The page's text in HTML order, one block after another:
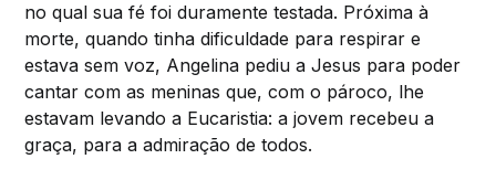
no qual sua fé foi duramente testada. Próxima à
morte, quando tinha dificuldade para respirar e
estava sem voz, Angelina pediu a Jesus para poder
cantar com as meninas que, com o pároco, lhe
estavam levando a Eucaristia: a jovem recebeu a
graça, para a admiração de todos.